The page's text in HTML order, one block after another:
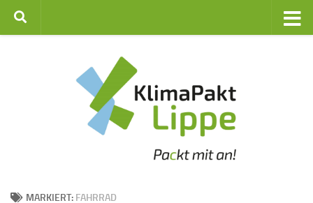
Zum Inhalt springen
MARKIERT: FAHRRAD